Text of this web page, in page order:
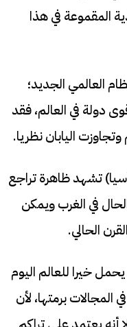
المقموعة في هذا
العالمي الجديد؛
دولة في العالم، فقد
اليابان نظريا.
تشهد ظاهرة تراجع
في الغرب ويمكن
الحالي.
يحمل خيرا للعالم اليوم
برمتها، لأن